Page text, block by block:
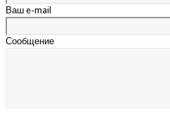
Ваш e-mail
Сообщение